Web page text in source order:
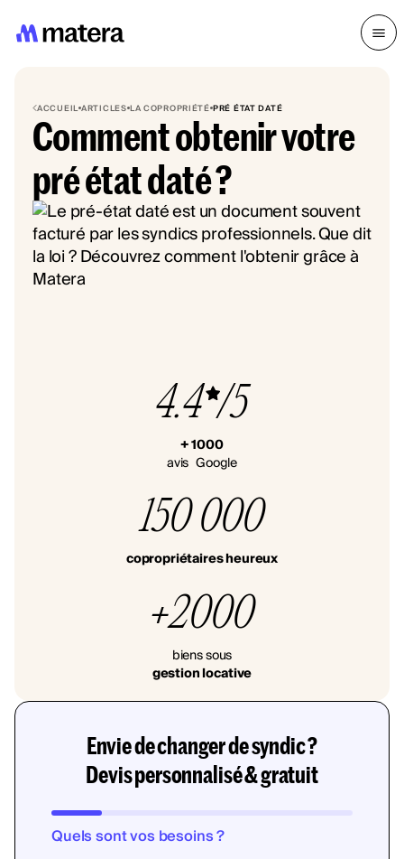
ACCUEILARTICLES LA COPROPRIÉTÉ PRÉ ÉTAT DATÉ
Comment obtenir votre
pré état daté ?
4.4 /5
+ 1000
avis Google
150 000
copropriétaires heureux
+2000
biens sous
gestion locative
Envie de changer de syndic ?
Devis personnalisé & gratuit
Quels sont vos besoins ?